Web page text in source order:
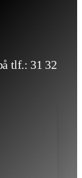
tlf.: 31 32